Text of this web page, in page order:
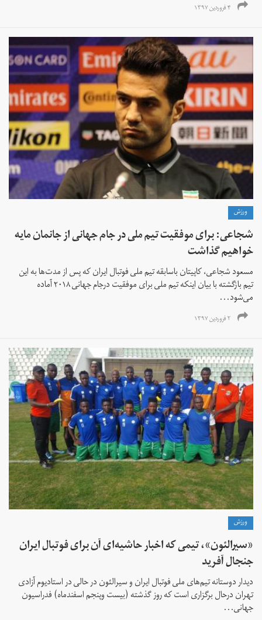
۴ فروردین ۱۳۹۷
ورزش
شجاعی: برای موفقیت تیم ملی در جام جهانی از جانمان مایه
خواهیم گذاشت
مسعود شجاعی، کاپیتان باسابقه تیم ملی فوتبال ایران که پس از مدت‌ها به این
تیم بازگشته با بیان اینکه تیم ملی برای موفقیت درجام جهانی ۲۰۱۸ آماده
می‌شود...
۲ فروردین ۱۳۹۷
ورزش
«سيرالئون»، تیمی که اخبار حاشیه‌ای آن برای فوتبال ایران
جنجال آفرید
دیدار دوستانه تیم‌های ملی فوتبال ایران و سیرالئون در حالی در استادیوم آزادی
تهران درحال برگزاری است که روز گذشته (بیست وپنجم اسفندماه) فدراسیون
جهانی...